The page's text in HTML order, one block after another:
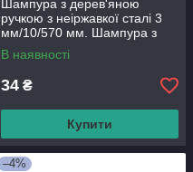
Шампура з дерев'яною
ручкою з неіржавкої сталі 3
мм/10/570 мм. Шампура з
неіржавкої сталі.
В наявності
34 ₴
Купити
–4%